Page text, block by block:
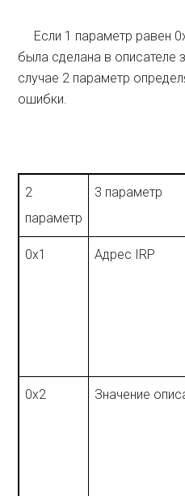
Если 1 параметр равен
была сделана в описателе
случае 2 параметр
ошибки.
2
параметр
3 параметр
0x1 Адрес IRP
0x2 Значение